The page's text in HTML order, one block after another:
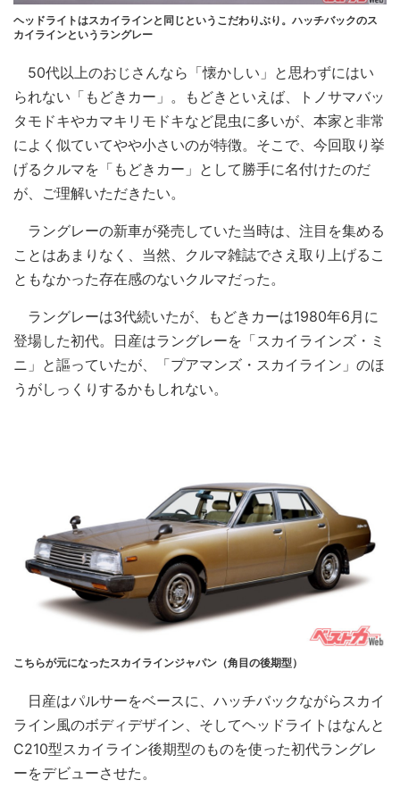
ヘッドライトはスカイラインと同じというこだわりぶり。ハッチバックのス
カイラインというラングレー
50代以上のおじさんなら「懐かしい」と思わずにはい
られない「もどきカー」。もどきといえば、トノサマバッ
タモドキやカマキリモドキなど昆虫に多いが、本家と非常
によく似ていてやや小さいのが特徴。そこで、今回取り挙
げるクルマを「もどきカー」として勝手に名付けたのだ
が、ご理解いただきたい。
ラングレーの新車が発売していた当時は、注目を集める
ことはあまりなく、当然、クルマ雑誌でさえ取り上げるこ
ともなかった存在感のないクルマだった。
ラングレーは3代続いたが、もどきカーは1980年6月に
登場した初代。日産はラングレーを「スカイラインズ・ミ
ニ」と謳っていたが、「プアマンズ・スカイライン」のほ
うがしっくりするかもしれない。
こちらが元になったスカイラインジャパン（角目の後期型）
日産はパルサーをベースに、ハッチバックながらスカイ
ライン風のボディデザイン、そしてヘッドライトはなんと
C210型スカイライン後期型のものを使った初代ラングレ
ーをデビューさせた。